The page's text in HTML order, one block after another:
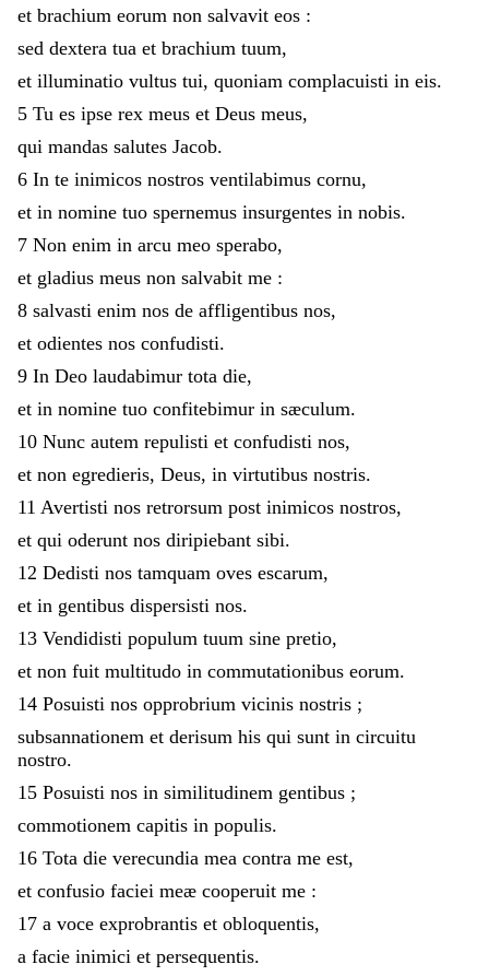
et brachium eorum non salvavit eos :
sed dextera tua et brachium tuum,
et illuminatio vultus tui, quoniam complacuisti in eis.
5 Tu es ipse rex meus et Deus meus,
qui mandas salutes Jacob.
6 In te inimicos nostros ventilabimus cornu,
et in nomine tuo spernemus insurgentes in nobis.
7 Non enim in arcu meo sperabo,
et gladius meus non salvabit me :
8 salvasti enim nos de affligentibus nos,
et odientes nos confudisti.
9 In Deo laudabimur tota die,
et in nomine tuo confitebimur in sæculum.
10 Nunc autem repulisti et confudisti nos,
et non egredieris, Deus, in virtutibus nostris.
11 Avertisti nos retrorsum post inimicos nostros,
et qui oderunt nos diripiebant sibi.
12 Dedisti nos tamquam oves escarum,
et in gentibus dispersisti nos.
13 Vendidisti populum tuum sine pretio,
et non fuit multitudo in commutationibus eorum.
14 Posuisti nos opprobrium vicinis nostris ;
subsannationem et derisum his qui sunt in circuitu
nostro.
15 Posuisti nos in similitudinem gentibus ;
commotionem capitis in populis.
16 Tota die verecundia mea contra me est,
et confusio faciei meæ cooperuit me :
17 a voce exprobrantis et obloquentis,
a facie inimici et persequentis.